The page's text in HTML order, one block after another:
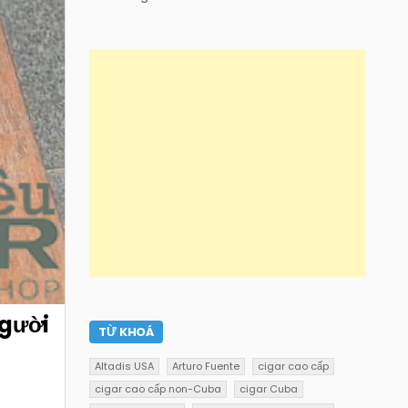
TỪ KHOÁ
Altadis USA Arturo Fuente
cigar cao cấp
cigar cao cấp non-Cuba
cigar Cuba